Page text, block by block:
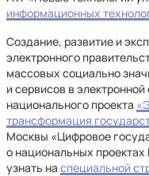
информационных
Создание, развитие и
электронного
массовых социально
и сервисов в
национального проекта
трансформация
Москвы «Цифровое
о национальных
узнать на специальной